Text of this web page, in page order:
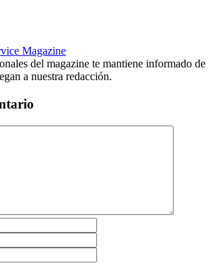
Magazine
del magazine te mantiene informado de
a nuestra redacción.